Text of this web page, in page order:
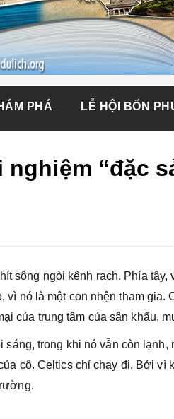
PHÁ LỄ HỘI BỐN
“đặc
sông ngòi kênh rạch. Phía tây,
nó là một con nhện tham gia.
của trung tâm của sân khấu,
trong khi nó vẫn còn lạnh,
cô. Celtics chỉ chạy đi. Bởi vì